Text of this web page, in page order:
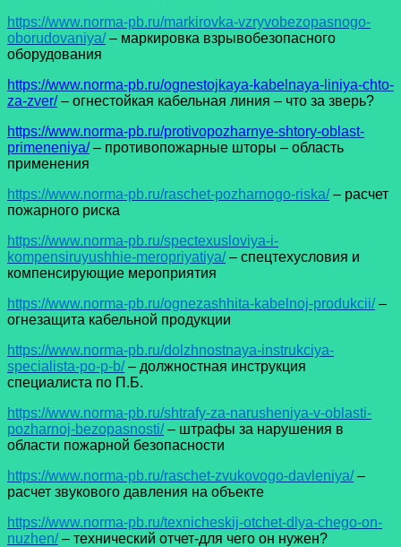
https://www.norma-pb.ru/markirovka-vzryvobezopasnogo-
oborudovaniya/– маркировка взрывобезопасного
оборудования
https://www.norma-pb.ru/ognestojkaya-kabelnaya-liniya-chto-
za-zver/– огнестойкая кабельная линия – что за зверь?
https://www.norma-pb.ru/protivopozharnye-shtory-oblast-
primeneniya/– противопожарные шторы – область
применения
https://www.norma-pb.ru/raschet-pozharnogo-riska/– расчет
пожарного риска
https://www.norma-pb.ru/spectexusloviya-i-
kompensiruyushhie-meropriyatiya/– спецтехусловия и
компенсирующие мероприятия
https://www.norma-pb.ru/ognezashhita-kabelnoj-produkcii/–
огнезащита кабельной продукции
https://www.norma-pb.ru/dolzhnostnaya-instrukciya-
specialista-po-p-b/– должностная инструкция
специалиста по П.Б.
https://www.norma-pb.ru/shtrafy-za-narusheniya-v-oblasti-
pozharnoj-bezopasnosti/– штрафы за нарушения в
области пожарной безопасности
https://www.norma-pb.ru/raschet-zvukovogo-davleniya/–
расчет звукового давления на объекте
https://www.norma-pb.ru/texnicheskij-otchet-dlya-chego-on-
nuzhen/– технический отчет-для чего он нужен?